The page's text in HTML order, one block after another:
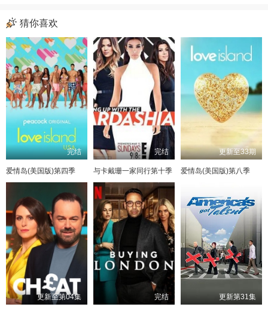
猜你喜欢
完结
爱情岛(美国版)第四季
完结
与卡戴珊一家同行第十季
更新至33期
爱情岛(美国版)第八季
更新至第04集 完结 更新第31集